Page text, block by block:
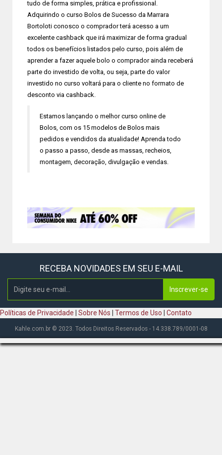
tudo de forma simples, prática e profissional.
Adquirindo o curso Bolos de Sucesso da Marrara
Bortoloti conosco o comprador terá acesso a um
excelente cashback que irá maximizar de forma gradual
todos os benefícios listados pelo curso, pois além de
aprender a fazer aquele bolo o comprador ainda receberá
parte do investido de volta, ou seja, parte do valor
investido no curso voltará para o cliente no formato de
desconto via cashback.
Estamos lançando o melhor curso online de
Bolos, com os 15 modelos de Bolos mais
pedidos e vendidos da atualidade! Aprenda todo
o passo a passo, desde as massas, recheios,
montagem, decoração, divulgação e vendas.
RECEBA NOVIDADES EM SEU E-MAIL
Inscrever-se
Políticas de Privacidade Sobre Nós Termos de Uso Contato
Kahle.com.br © 2023. Todos Direitos Reservados - 14.338.789/0001-08